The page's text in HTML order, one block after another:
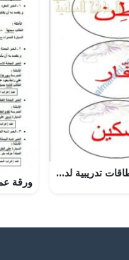
أوراق عمل وبطاقات تدريبية لدرس صيغ المبالغة (لغة عربية) الحادي عشر